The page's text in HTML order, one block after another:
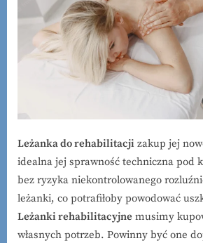
Leżanka do rehabilitacji zakup jej
idealna jej sprawność techniczna pod
bez ryzyka niekontrolowanego
leżanki, co potrafiłoby powodować
Leżanki rehabilitacyjne musimy
własnych potrzeb. Powinny być one